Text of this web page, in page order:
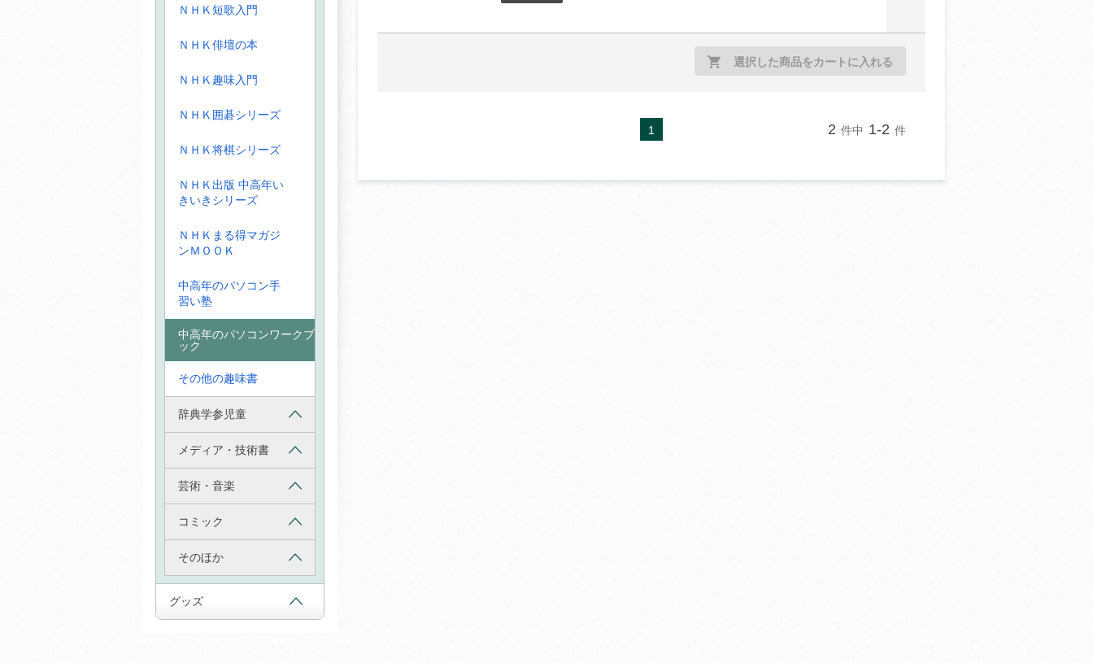
選択した商品をカートに入れる
1 2 件中 1-2 件
ＮＨＫ短歌入門
ＮＨＫ俳壇の本
ＮＨＫ趣味入門
ＮＨＫ囲碁シリーズ
ＮＨＫ将棋シリーズ
ＮＨＫ出版 中高年い
きいきシリーズ
ＮＨＫまる得マガジ
ンＭＯＯＫ
中高年のパソコン手
習い塾
中高年のパソコンワークブ
ック
その他の趣味書
辞典学参児童
メディア・技術書
芸術・音楽
コミック
そのほか
グッズ